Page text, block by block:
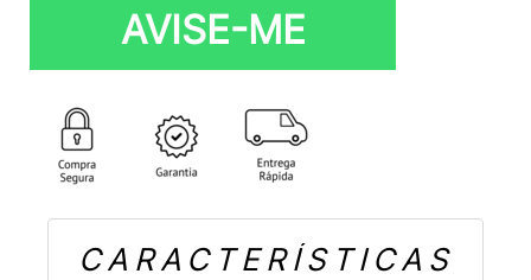
AVISE-ME
CARACTERÍSTICAS